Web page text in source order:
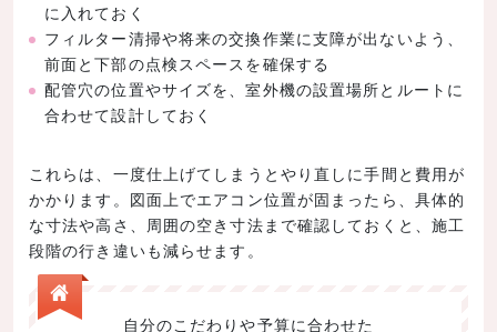
に入れておく
フィルター清掃や将来の交換作業に支障が出ないよう、
前面と下部の点検スペースを確保する
配管穴の位置やサイズを、室外機の設置場所とルートに
合わせて設計しておく
これらは、一度仕上げてしまうとやり直しに手間と費用が
かかります。図面上でエアコン位置が固まったら、具体的
な寸法や高さ、周囲の空き寸法まで確認しておくと、施工
段階の行き違いも減らせます。
自分のこだわりや予算に合わせた